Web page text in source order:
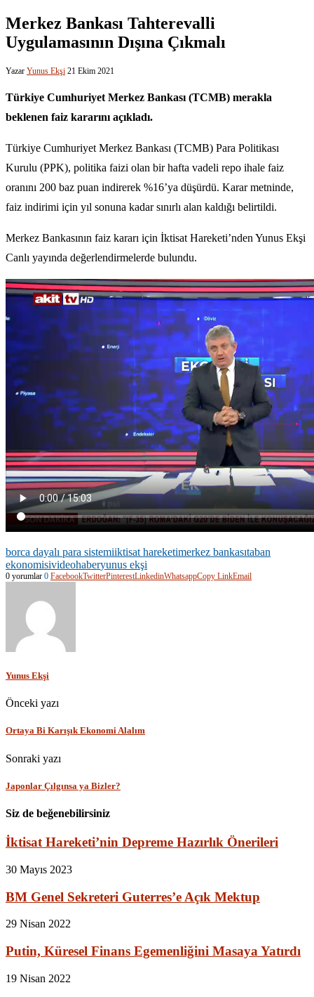
Merkez Bankası Tahterevalli
Uygulamasının Dışına Çıkmalı
Yazar Yunus Ekşi 21 Ekim 2021
Türkiye Cumhuriyet Merkez Bankası (TCMB) merakla
beklenen faiz kararını açıkladı.
Türkiye Cumhuriyet Merkez Bankası (TCMB) Para Politikası
Kurulu (PPK), politika faizi olan bir hafta vadeli repo ihale faiz
oranını 200 baz puan indirerek %16’ya düşürdü. Karar metninde,
faiz indirimi için yıl sonuna kadar sınırlı alan kaldığı belirtildi.
Merkez Bankasının faiz kararı için İktisat Hareketi’nden Yunus Ekşi
Canlı yayında değerlendirmelerde bulundu.
borca dayalı para sistemiiktisat hareketimerkez bankasıtaban
ekonomisivideohaberyunus ekşi
0 yorumlar 0 FacebookTwitterPinterestLinkedinWhatsappCopy LinkEmail
Yunus Ekşi
Önceki yazı
Ortaya Bi Karışık Ekonomi Alalım
Sonraki yazı
Japonlar Çılgınsa ya Bizler?
Siz de beğenebilirsiniz
İktisat Hareketi’nin Depreme Hazırlık Önerileri
30 Mayıs 2023
BM Genel Sekreteri Guterres’e Açık Mektup
29 Nisan 2022
Putin, Küresel Finans Egemenliğini Masaya Yatırdı
19 Nisan 2022